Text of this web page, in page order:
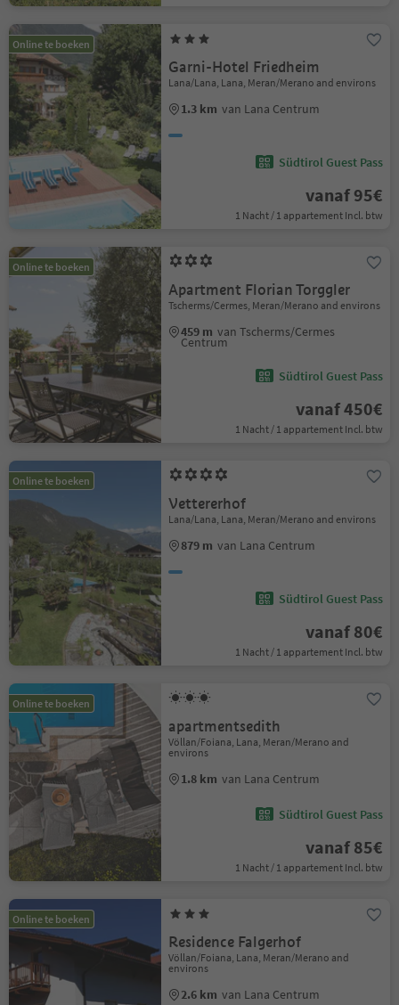
Online te boeken
Garni-Hotel Friedheim
Lana/Lana, Lana, Meran/Merano and environs
1.3 km van Lana Centrum
Südtirol Guest Pass
vanaf 95€
1 Nacht / 1 appartement Incl. btw
Online te boeken
Apartment Florian Torggler
Tscherms/Cermes, Meran/Merano and environs
459 m van Tscherms/Cermes
Centrum
Südtirol Guest Pass
vanaf 450€
1 Nacht / 1 appartement Incl. btw
Online te boeken
Vettererhof
Lana/Lana, Lana, Meran/Merano and environs
879 m van Lana Centrum
Südtirol Guest Pass
vanaf 80€
1 Nacht / 1 appartement Incl. btw
Online te boeken
apartmentsedith
Völlan/Foiana, Lana, Meran/Merano and
environs
1.8 km van Lana Centrum
Südtirol Guest Pass
vanaf 85€
1 Nacht / 1 appartement Incl. btw
Online te boeken
Residence Falgerhof
Völlan/Foiana, Lana, Meran/Merano and
environs
2.6 km van Lana Centrum